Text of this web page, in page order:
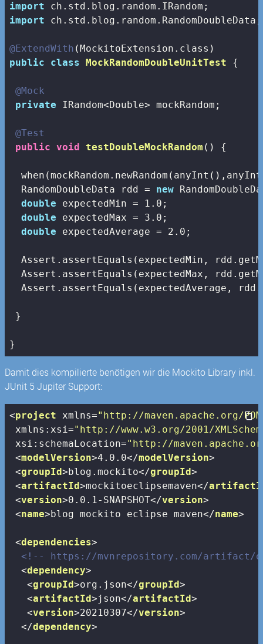
import
import ch.std.blog.random.RandomDoubleData;
@ExtendWith
public
class MockRandomDoubleUnitTest {
@Mock
private IRandom<Double> mockRandom;
@Test
public void testDoubleMockRandom () {
  RandomDoubleData rdd =
new
double expectedMin = 1.0 ;
double expectedMax = 3.0 ;
double expectedAverage = 2.0 ;
Assert.assertEquals(expectedMin,
Assert.assertEquals(expectedMax,
Assert.assertEquals(expectedAverage,
}
}
Damit dies kompilierte benötigen wir die Mockito Library inkl.
JUnit 5 Jupiter Support:
<project xmlns="http://maven.apache.org/
xmlns:xsi="http://www.w3.org/2001/
xsi:schemaLocation="http://
<modelVersion>4.0.0</modelVersion>
<groupId>blog.mockito</groupId>
<artifactId>mockitoeclipsemaven</
<version>0.0.1-SNAPSHOT</version>
<name>blog mockito eclipse maven</name>
<dependencies>
<!-- https://mvnrepository.com/artifact/
<dependency>
<groupId>org.json</groupId>
<artifactId>json</artifactId>
<version>20210307</version>
</dependency>